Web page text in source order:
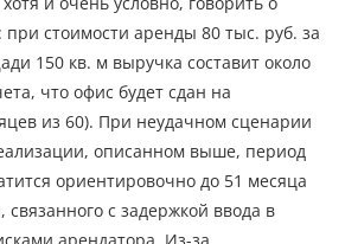
стоимости аренды 80 тыс. руб. за
150 кв. м выручка составит около
что офис будет сдан на
из 60). При неудачном сценарии
описанном выше, период
ориентировочно до 51 месяца
с задержкой ввода в
арендатора. Из-за